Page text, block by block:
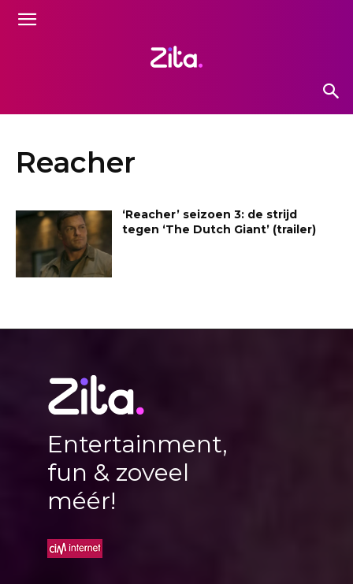
Reacher
‘Reacher’ seizoen 3: de strijd
tegen ‘The Dutch Giant’ (trailer)
Entertainment,
fun & zoveel
méér!